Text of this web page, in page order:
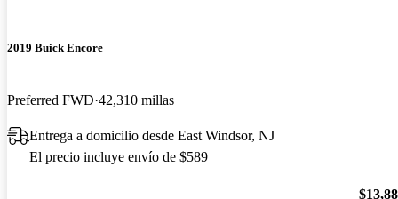
2019 Buick Encore
Preferred FWD 42,310 millas
Entrega a domicilio desde East Windsor, NJ
El precio incluye envío de $589